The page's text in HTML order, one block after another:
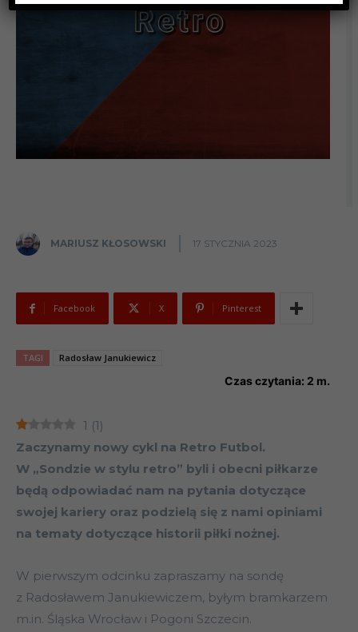
MARIUSZ KŁOSOWSKI 17 STYCZNIA 2023
Facebook X Pinterest
TAGI Radosław Janukiewicz
Czas czytania: 2 m.
1 (1)
Zaczynamy nowy cykl na Retro Futbol.
W „Sondzie w stylu retro” byli i obecni piłkarze
będą odpowiadać nam na pytania dotyczące
swojej kariery oraz podzielą się z nami opiniami
na tematy dotyczące historii piłki nożnej.
W pierwszym odcinku zapraszamy na sondę
z Radosławem Janukiewiczem, byłym bramkarzem
m.in. Śląska Wrocław i Pogoni Szczecin.